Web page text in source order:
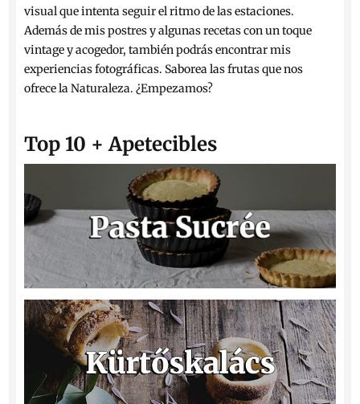
visual que intenta seguir el ritmo de las estaciones.
Además de mis postres y algunas recetas con un toque
vintage y acogedor, también podrás encontrar mis
experiencias fotográficas. Saborea las frutas que nos
ofrece la Naturaleza. ¿Empezamos?
Top 10 + Apetecibles